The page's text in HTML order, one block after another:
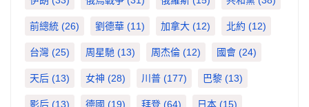
前總統 (26) 劉德華 (11) 加拿大 (12) 北約 (12)
台灣 (25) 周星馳 (13) 周杰倫 (12) 國會 (24)
天后 (13) 女神 (28) 川普 (177) 巴黎 (13)
影后 (13) 德國 (19) 拜登 (64) 日本 (15)